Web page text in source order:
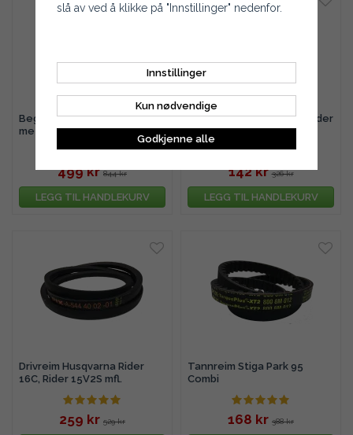
Begrensningskabel 250
meter (Standard)
499 kr 844 kr
LEGG TIL HANDLEKURV
Kniv 360 mm Husqvarna Rider
11, 13 mfl.
142 kr 326 kr
LEGG TIL HANDLEKURV
Drivreim Husqvarna Rider
16C, Rider 15V2S mfl.
259 kr 529 kr
Tannreim Stiga Park 95
Combi
168 kr 388 kr
slå av ved å klikke på "Innstillinger" nedenfor.
Innstillinger
Kun nødvendige
Godkjenne alle